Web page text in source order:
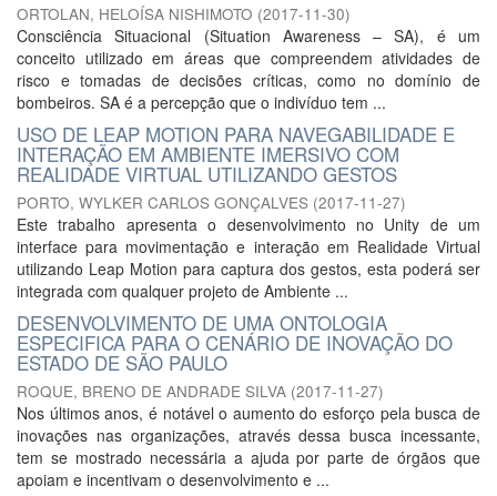
ORTOLAN, HELOÍSA NISHIMOTO (2017-11-30)
Consciência Situacional (Situation Awareness – SA), é um
conceito utilizado em áreas que compreendem atividades de
risco e tomadas de decisões críticas, como no domínio de
bombeiros. SA é a percepção que o indivíduo tem ...
USO DE LEAP MOTION PARA NAVEGABILIDADE E
INTERAÇÃO EM AMBIENTE IMERSIVO COM
REALIDADE VIRTUAL UTILIZANDO GESTOS
PORTO, WYLKER CARLOS GONÇALVES (2017-11-27)
Este trabalho apresenta o desenvolvimento no Unity de um
interface para movimentação e interação em Realidade Virtual
utilizando Leap Motion para captura dos gestos, esta poderá ser
integrada com qualquer projeto de Ambiente ...
DESENVOLVIMENTO DE UMA ONTOLOGIA
ESPECIFICA PARA O CENÁRIO DE INOVAÇÃO DO
ESTADO DE SÃO PAULO
ROQUE, BRENO DE ANDRADE SILVA (2017-11-27)
Nos últimos anos, é notável o aumento do esforço pela busca de
inovações nas organizações, através dessa busca incessante,
tem se mostrado necessária a ajuda por parte de órgãos que
apoiam e incentivam o desenvolvimento e ...